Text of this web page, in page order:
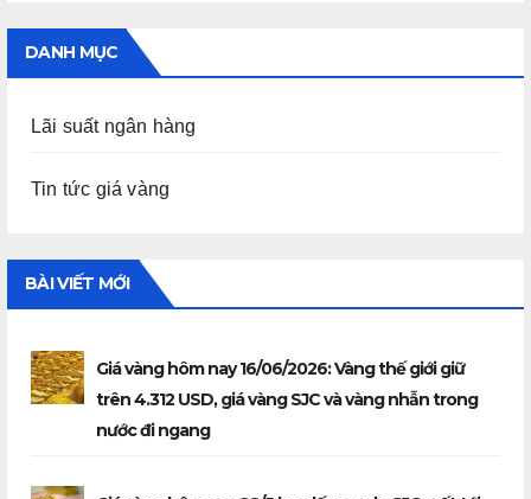
DANH MỤC
Lãi suất ngân hàng
Tin tức giá vàng
BÀI VIẾT MỚI
Giá vàng hôm nay 16/06/2026: Vàng thế giới giữ
trên 4.312 USD, giá vàng SJC và vàng nhẫn trong
nước đi ngang